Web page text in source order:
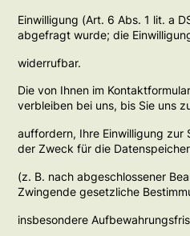
Einwilligung (Art. 6 Abs. 1 lit. a
abgefragt wurde; die
widerrufbar.
Die von Ihnen im
verbleiben bei uns, bis Sie uns
auffordern, Ihre Einwilligung
der Zweck für die
(z. B. nach abgeschlossener
Zwingende gesetzliche
insbesondere